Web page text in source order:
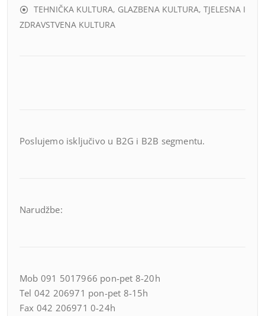
TEHNIČKA KULTURA, GLAZBENA KULTURA, TJELESNA I
ZDRAVSTVENA KULTURA
Poslujemo isključivo u B2G i B2B segmentu.
Narudžbe:
Mob 091 5017966 pon-pet 8-20h
Tel 042 206971 pon-pet 8-15h
Fax 042 206971 0-24h